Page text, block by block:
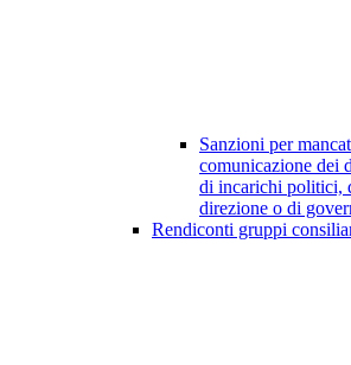
Sanzioni per
comunicazione dei
di incarichi politici,
direzione o di
Rendiconti gruppi